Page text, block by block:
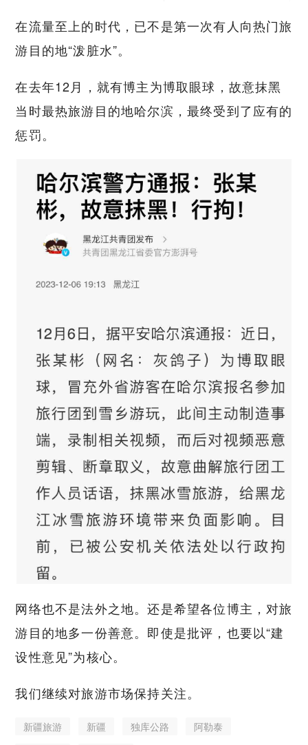
在流量至上的时代，已不是第一次有人向热门旅
游目的地“泼脏水”。
在去年12月，就有博主为博取眼球，故意抹黑
当时最热旅游目的地哈尔滨，最终受到了应有的
惩罚。
网络也不是法外之地。还是希望各位博主，对旅
游目的地多一份善意。即使是批评，也要以“建
设性意见”为核心。
我们继续对旅游市场保持关注。
新疆旅游 新疆 独库公路
阿勒泰